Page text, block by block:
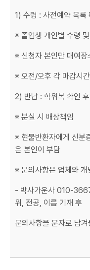
1) 수령 : 사전예약 목록
※ 졸업생 개인별 수령
※ 신청자 본인만 대여장
※ 오전/오후 각 마감시
2) 반납 : 학위복 확인
※ 분실 시 배상책임
※ 현물반환자에게 신분
은 본인이 부담
※ 문의사항은 업체와
- 박사가운사 010-
위, 전공, 이름 기재 후
문의사항을 문자로 남